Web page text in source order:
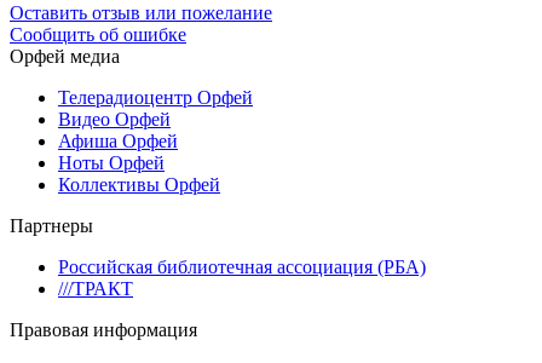
Оставить отзыв или пожелание
Сообщить об ошибке
Орфей медиа
Телерадиоцентр Орфей
Видео Орфей
Афиша Орфей
Ноты Орфей
Коллективы Орфей
Партнеры
Российская библиотечная ассоциация (РБА)
///ТРАКТ
Правовая информация